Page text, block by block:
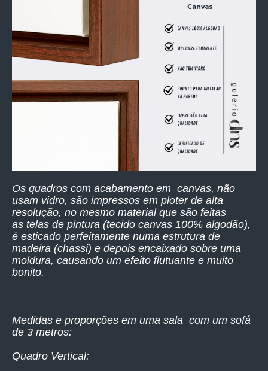
Os quadros com acabamento em canvas, não
usam vidro, são impressos em ploter de alta
resolução, no mesmo material que são feitas
as telas de pintura (tecido canvas 100% algodão),
é esticado perfeitamente numa estrutura de
madeira (chassi) e depois encaixado sobre uma
moldura, causando um efeito flutuante e muito
bonito.
Medidas e proporções em uma sala com um sofá
de 3 metros:
Quadro Vertical: